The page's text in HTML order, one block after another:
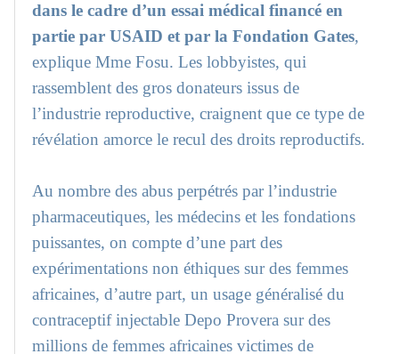
dans le cadre d’un essai médical financé en
partie par USAID et par la Fondation Gates,
explique Mme Fosu. Les lobbyistes, qui
rassemblent des gros donateurs issus de
l’industrie reproductive, craignent que ce type de
révélation amorce le recul des droits reproductifs.
Au nombre des abus perpétrés par l’industrie
pharmaceutiques, les médecins et les fondations
puissantes, on compte d’une part des
expérimentations non éthiques sur des femmes
africaines, d’autre part, un usage généralisé du
contraceptif injectable Depo Provera sur des
millions de femmes africaines victimes de